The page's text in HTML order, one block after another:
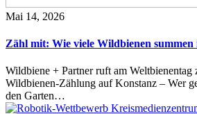
Mai 14, 2026
Zähl mit: Wie viele Wildbienen summen
Wildbiene + Partner ruft am Weltbienentag
Wildbienen-Zählung auf Konstanz – Wer
den Garten…